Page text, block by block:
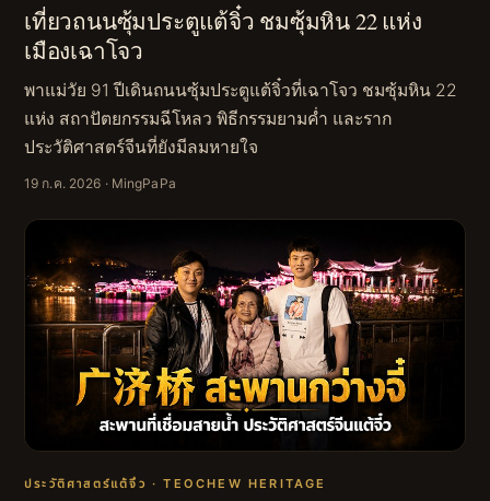
เที่ยวถนนซุ้มประตูแต้จิ๋ว ชมซุ้มหิน 22 แห่ง
เมืองเฉาโจว
พาแม่วัย 91 ปีเดินถนนซุ้มประตูแต้จิ๋วที่เฉาโจว ชมซุ้มหิน 22
แห่ง สถาปัตยกรรมฉีโหลว พิธีกรรมยามค่ำ และราก
ประวัติศาสตร์จีนที่ยังมีลมหายใจ
19 ก.ค. 2026 · MingPaPa
ประวัติศาสตร์แต้จิ๋ว · TEOCHEW HERITAGE